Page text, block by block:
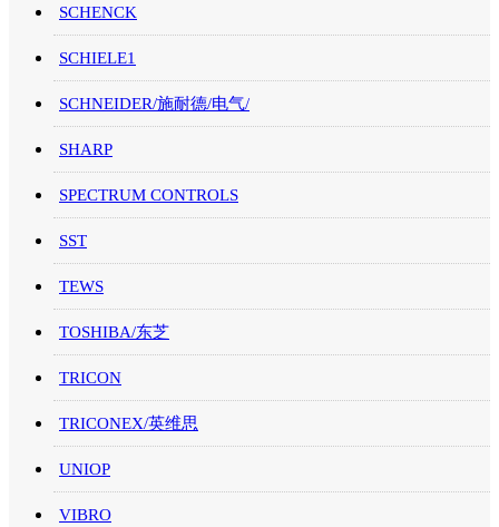
SCHENCK
SCHIELE1
SCHNEIDER/施耐德/电气/
SHARP
SPECTRUM CONTROLS
SST
TEWS
TOSHIBA/东芝
TRICON
TRICONEX/英维思
UNIOP
VIBRO